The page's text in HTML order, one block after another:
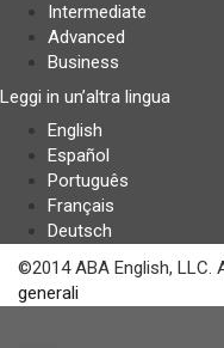
Intermediate
Advanced
Business
Leggi in un’altra lingua
English
Español
Português
Français
Deutsch
©2014 ABA English, LLC.
generali